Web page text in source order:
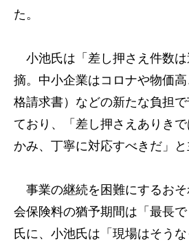
た。
小池氏は「差し押さえ件数
摘。中小企業はコロナや物価
格請求書）などの新たな負担
ており、「差し押さえありき
かみ、丁寧に対応すべきだ」と
事業の継続を困難にするお
会保険料の猶予期間は「最長
氏に、小池氏は「現場はそう